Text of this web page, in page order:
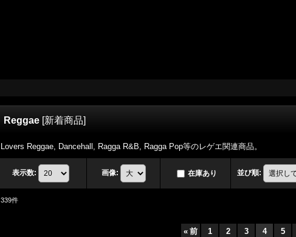
Reggae [新着商品]
Lovers Reggae, Dancehall, Ragga R&B, Ragga Pop等のレゲエ関連商品。
表示数: 画像: 在庫あり 並び順:
339件
« 前 1 2 3 4 5